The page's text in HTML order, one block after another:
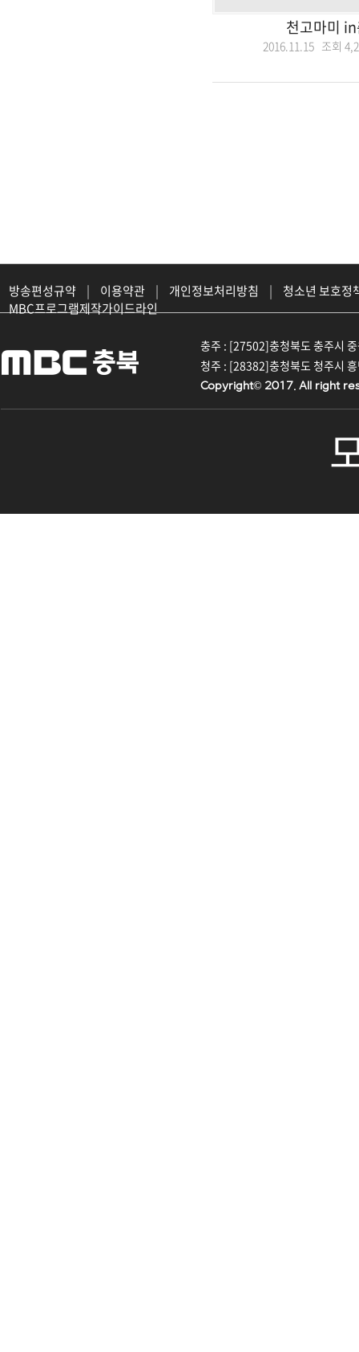
천고마미
2016.11.15 조회
방송편성규약 | 이용약관 | 개인정보처리방침 |
청소년 보호정
MBC프로그램제작가이드라인
충주 : [27502]충청북도 충주시
청주 : [28382]충청북도 청주시
Copyright© 2017. All right